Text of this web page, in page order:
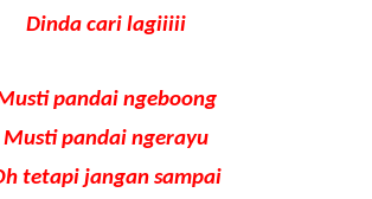
Dinda cari lagiiiii
pandai ngeboong
Musti pandai ngerayu
tetapi jangan sampai